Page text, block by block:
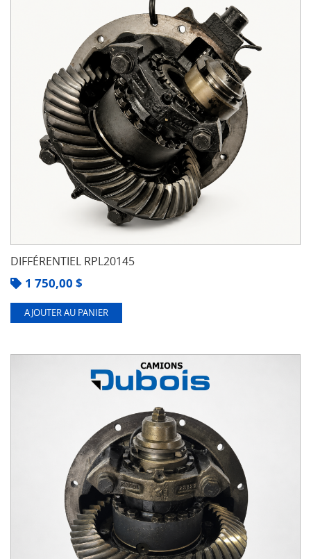
DIFFÉRENTIEL RPL20145
1 750,00 $
AJOUTER AU PANIER